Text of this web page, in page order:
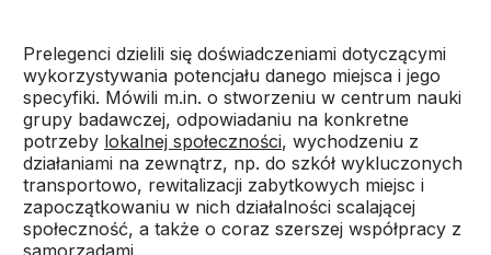
Prelegenci dzielili się doświadczeniami dotyczącymi
wykorzystywania potencjału danego miejsca i jego
specyfiki. Mówili m.in. o stworzeniu w centrum nauki
grupy badawczej, odpowiadaniu na konkretne
potrzeby lokalnej społeczności, wychodzeniu z
działaniami na zewnątrz, np. do szkół wykluczonych
transportowo, rewitalizacji zabytkowych miejsc i
zapoczątkowaniu w nich działalności scalającej
społeczność, a także o coraz szerszej współpracy z
samorządami.